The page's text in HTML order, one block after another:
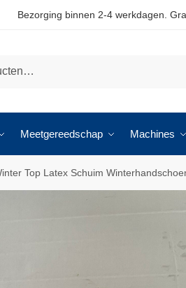
Bezorging binnen 2-4 werkdagen.
Meetgereedschap Machines
Top Latex Schuim